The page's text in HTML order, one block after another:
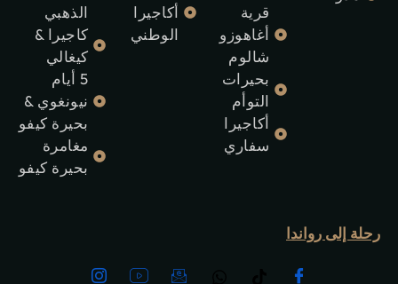
قرية
أغاهوزو
شالوم
بحيرات
التوأم
أكاجيرا
سفاري
أكاجيرا
الوطني
الذهبي
كاجيرا &
كيغالي
5 أيام
نيونغوي &
بحيرة كيفو
مغامرة
بحيرة كيفو
رحلة إلى رواندا